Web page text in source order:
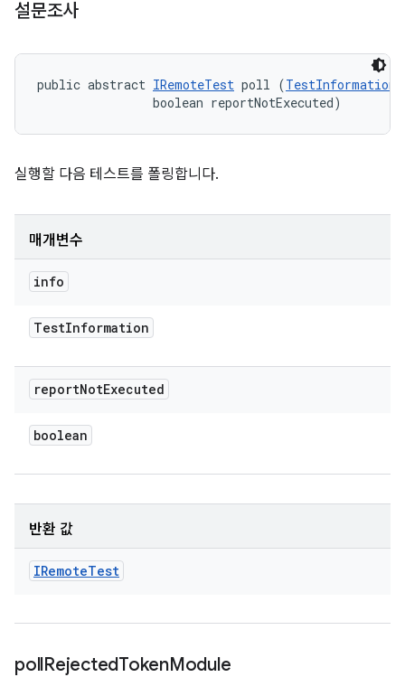
설문조사
public abstract IRemoteTest poll (TestInformation
                boolean reportNotExecuted)
실행할 다음 테스트를 폴링합니다.
매개변수
info
TestInformation
reportNotExecuted
boolean
반환 값
IRemoteTest
pollRejectedTokenModule